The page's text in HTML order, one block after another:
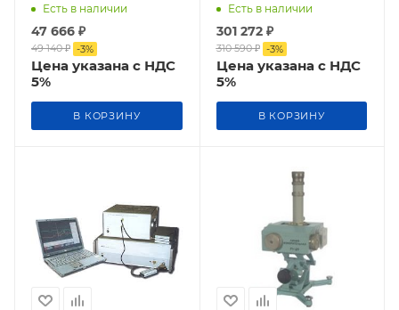
Есть в наличии
47 666 ₽
49 140₽ -3%
Цена указана с НДС
5%
В КОРЗИНУ
Есть в наличии
301 272₽
310 590₽ -3%
Цена указана с НДС
5%
В КОРЗИНУ